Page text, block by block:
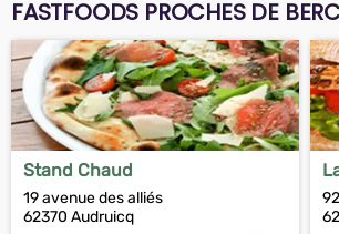
FASTFOODS PROCHES DE
Stand Chaud
19 avenue des alliés
62370 Audruicq